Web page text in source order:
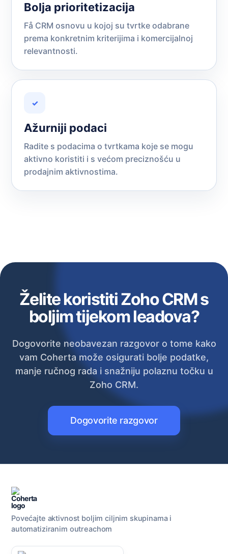
Bolja prioritetizacija
Få CRM osnovu u kojoj su tvrtke odabrane
prema konkretnim kriterijima i komercijalnoj
relevantnosti.
✓
Ažurniji podaci
Radite s podacima o tvrtkama koje se mogu
aktivno koristiti i s većom preciznošću u
prodajnim aktivnostima.
Želite koristiti Zoho CRM s
boljim tijekom leadova?
Dogovorite neobavezan razgovor o tome kako
vam Coherta može osigurati bolje podatke,
manje ručnog rada i snažniju polaznu točku u
Zoho CRM.
Dogovorite razgovor
Povećajte aktivnost boljim ciljnim skupinama i
automatiziranim outreachom